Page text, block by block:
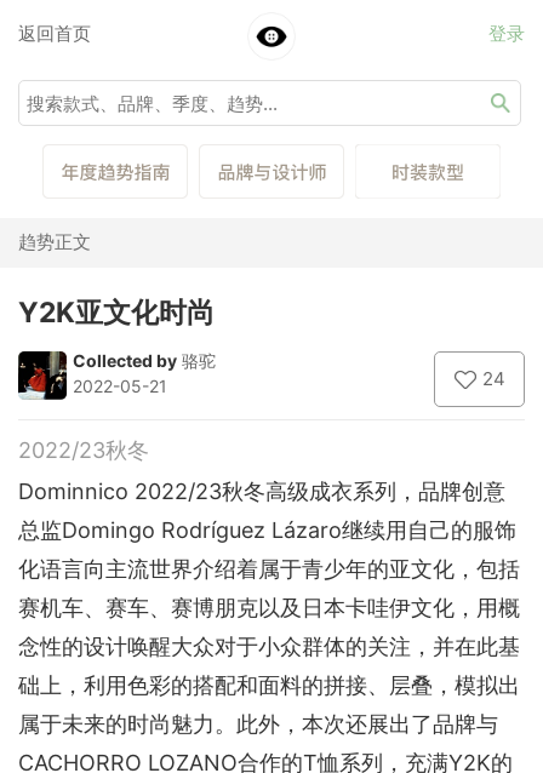
返回首页 登录
趋势正文
Y2K亚文化时尚
Collected by 骆驼
2022-05-21
24
2022/23秋冬
Dominnico 2022/23秋冬高级成衣系列，品牌创意
总监Domingo Rodríguez Lázaro继续用自己的服饰
化语言向主流世界介绍着属于青少年的亚文化，包括
赛机车、赛车、赛博朋克以及日本卡哇伊文化，用概
念性的设计唤醒大众对于小众群体的关注，并在此基
础上，利用色彩的搭配和面料的拼接、层叠，模拟出
属于未来的时尚魅力。此外，本次还展出了品牌与
CACHORRO LOZANO合作的T恤系列，充满Y2K的